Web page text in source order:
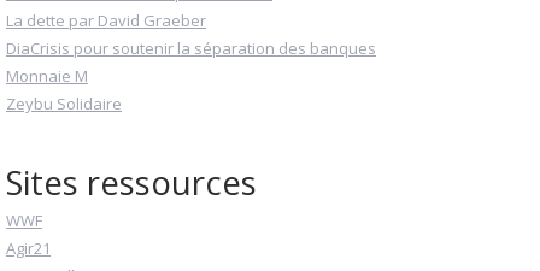
La dette par David Graeber
DiaCrisis pour soutenir la séparation des banques
Monnaie M
Zeybu Solidaire
Sites ressources
WWF
Agir21